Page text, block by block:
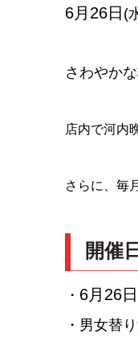
6月26日 (
さわやか
店内で河内
さらに、毎
開催
・ 6月26日
・男女替